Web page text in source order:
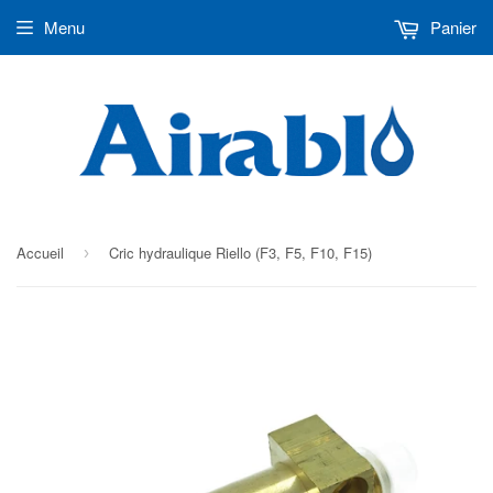
Menu Panier
Accueil › Cric hydraulique Riello (F3, F5, F10, F15)